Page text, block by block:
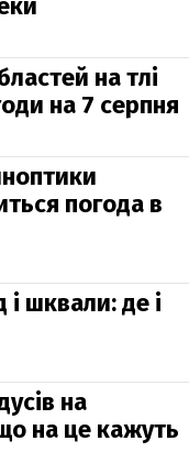
на тлі
на 7 серпня
погода в
і шквали: де і
на
на це кажуть